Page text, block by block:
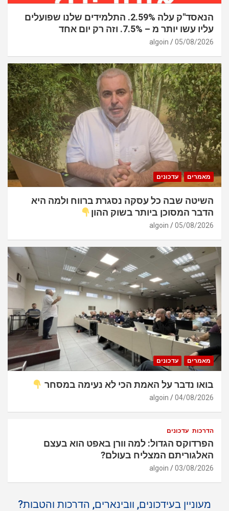
הנאסד"ק עלה 2.59%. התלמידים שלנו שפועלים
עליו עשו יותר מ – 7.5%. וזה רק יום אחד
05/08/2026
algoin
מאמרים עדכונים
השיטה שבה כל עסקה נסגרת ברווח ולמה היא
הדבר המסוכן ביותר בשוק ההון
05/08/2026
algoin
מאמרים עדכונים
בואו נדבר על האמת הכי לא נעימה במסחר
04/08/2026
algoin
הדרכות עדכונים
הפרדוקס הגדול: למה וורן באפט הוא בעצם
האלגוריתם המצליח בעולם?
03/08/2026
algoin
מעוניין בעידכונים, וובינארים, הדרכות והטבות?